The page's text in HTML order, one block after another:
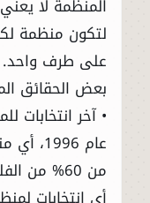
المنظمة لا
لتكون منظمة
على طرف واحد.
بعض الحقائق
• آخر
من 60%
أي انتخابات